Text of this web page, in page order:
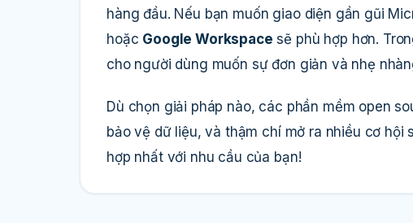
hàng đầu. Nếu bạn muốn giao diện gần gũi
hoặc Google Workspace sẽ phù hợp hơn.
cho người dùng muốn sự đơn giản và nhẹ
Dù chọn giải pháp nào, các phần mềm open
bảo vệ dữ liệu, và thậm chí mở ra nhiều cơ
hợp nhất với nhu cầu của bạn!